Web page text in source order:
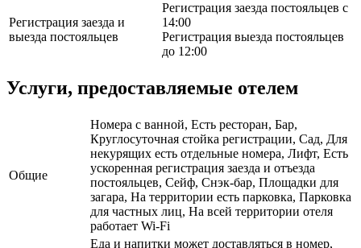
Регистрация заезда и
выезда постояльцев
Регистрация заезда постояльцев с
14:00
Регистрация выезда постояльцев
до 12:00
Услуги, предоставляемые отелем
Общие
Номера с ванной, Есть ресторан, Бар,
Круглосуточная стойка регистрации, Сад, Для
некурящих есть отдельные номера, Лифт, Есть
ускоренная регистрация заезда и отъезда
постояльцев, Сейф, Снэк-бар, Площадки для
загара, На территории есть парковка, Парковка
для частных лиц, На всей территории отеля
работает Wi-Fi
Еда и напитки может доставляться в номер,